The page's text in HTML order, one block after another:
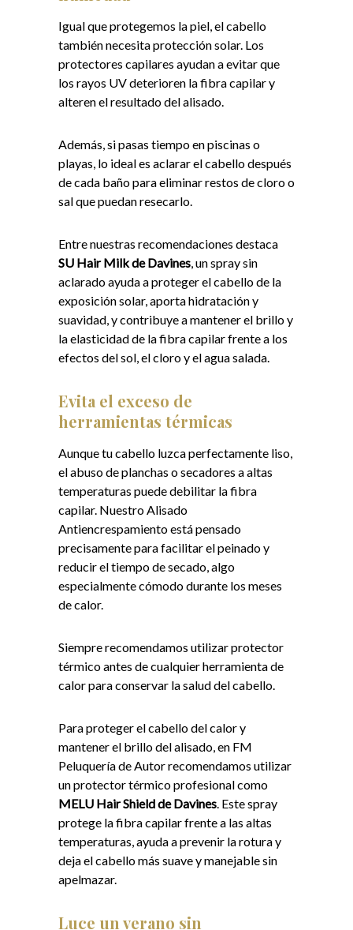
Igual que protegemos la piel, el cabello
también necesita protección solar. Los
protectores capilares ayudan a evitar que
los rayos UV deterioren la fibra capilar y
alteren el resultado del alisado.
Además, si pasas tiempo en piscinas o
playas, lo ideal es aclarar el cabello después
de cada baño para eliminar restos de cloro o
sal que puedan resecarlo.
Entre nuestras recomendaciones destaca
SU Hair Milk de Davines, un spray sin
aclarado ayuda a proteger el cabello de la
exposición solar, aporta hidratación y
suavidad, y contribuye a mantener el brillo y
la elasticidad de la fibra capilar frente a los
efectos del sol, el cloro y el agua salada.
Evita el exceso de
herramientas térmicas
Aunque tu cabello luzca perfectamente liso,
el abuso de planchas o secadores a altas
temperaturas puede debilitar la fibra
capilar. Nuestro Alisado
Antiencrespamiento está pensado
precisamente para facilitar el peinado y
reducir el tiempo de secado, algo
especialmente cómodo durante los meses
de calor.
Siempre recomendamos utilizar protector
térmico antes de cualquier herramienta de
calor para conservar la salud del cabello.
Para proteger el cabello del calor y
mantener el brillo del alisado, en FM
Peluquería de Autor recomendamos utilizar
un protector térmico profesional como
MELU Hair Shield de Davines. Este spray
protege la fibra capilar frente a las altas
temperaturas, ayuda a prevenir la rotura y
deja el cabello más suave y manejable sin
apelmazar.
Luce un verano sin